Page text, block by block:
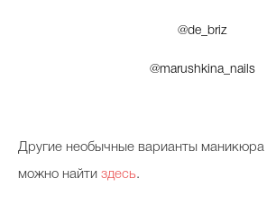
@de_briz
@marushkina_nails
Другие необычные варианты маникюра
можно найти здесь.